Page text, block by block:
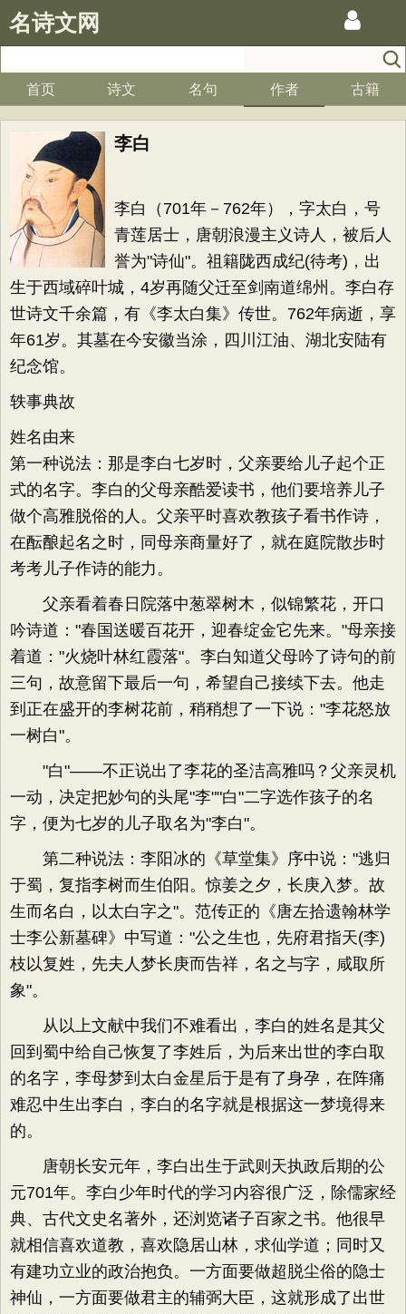
名诗文网
首页 诗文 名句 作者 古籍
李白
李白（701年－762年），字太白，号
青莲居士，唐朝浪漫主义诗人，被后人
誉为"诗仙"。祖籍陇西成纪(待考)，出
生于西域碎叶城，4岁再随父迁至剑南道绵州。李白存
世诗文千余篇，有《李太白集》传世。762年病逝，享
年61岁。其墓在今安徽当涂，四川江油、湖北安陆有
纪念馆。
轶事典故
姓名由来
第一种说法：那是李白七岁时，父亲要给儿子起个正
式的名字。李白的父母亲酷爱读书，他们要培养儿子
做个高雅脱俗的人。父亲平时喜欢教孩子看书作诗，
在酝酿起名之时，同母亲商量好了，就在庭院散步时
考考儿子作诗的能力。
父亲看着春日院落中葱翠树木，似锦繁花，开口
吟诗道："春国送暖百花开，迎春绽金它先来。"母亲接
着道："火烧叶林红霞落"。李白知道父母吟了诗句的前
三句，故意留下最后一句，希望自己接续下去。他走
到正在盛开的李树花前，稍稍想了一下说："李花怒放
一树白"。
"白"——不正说出了李花的圣洁高雅吗？父亲灵机
一动，决定把妙句的头尾"李""白"二字选作孩子的名
字，便为七岁的儿子取名为"李白"。
第二种说法：李阳冰的《草堂集》序中说："逃归
于蜀，复指李树而生伯阳。惊姜之夕，长庚入梦。故
生而名白，以太白字之"。范传正的《唐左拾遗翰林学
士李公新墓碑》中写道："公之生也，先府君指天(李)
枝以复姓，先夫人梦长庚而告祥，名之与字，咸取所
象"。
从以上文献中我们不难看出，李白的姓名是其父
回到蜀中给自己恢复了李姓后，为后来出世的李白取
的名字，李母梦到太白金星后于是有了身孕，在阵痛
难忍中生出李白，李白的名字就是根据这一梦境得来
的。
唐朝长安元年，李白出生于武则天执政后期的公
元701年。李白少年时代的学习内容很广泛，除儒家经
典、古代文史名著外，还浏览诸子百家之书。他很早
就相信喜欢道教，喜欢隐居山林，求仙学道；同时又
有建功立业的政治抱负。一方面要做超脱尘俗的隐士
神仙，一方面要做君主的辅弼大臣，这就形成了出世